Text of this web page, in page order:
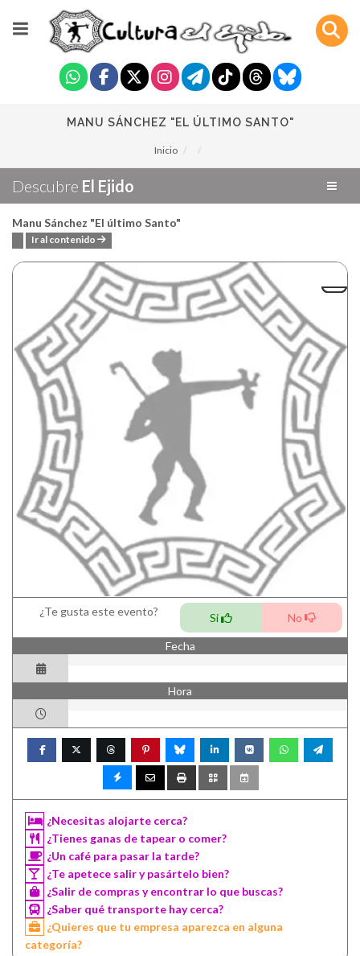
MANU SÁNCHEZ "EL ÚLTIMO SANTO"
Inicio
Descubre El Ejido
Manu Sánchez "El último Santo"
Ir al contenido
¿Te gusta este evento? Si No
Fecha
Hora
¿Necesitas alojarte cerca?
¿Tienes ganas de tapear o comer?
¿Un café para pasar la tarde?
¿Te apetece salir y pasártelo bien?
¿Salir de compras y encontrar lo que buscas?
¿Saber qué transporte hay cerca?
¿Quieres que tu empresa aparezca en alguna
categoría?